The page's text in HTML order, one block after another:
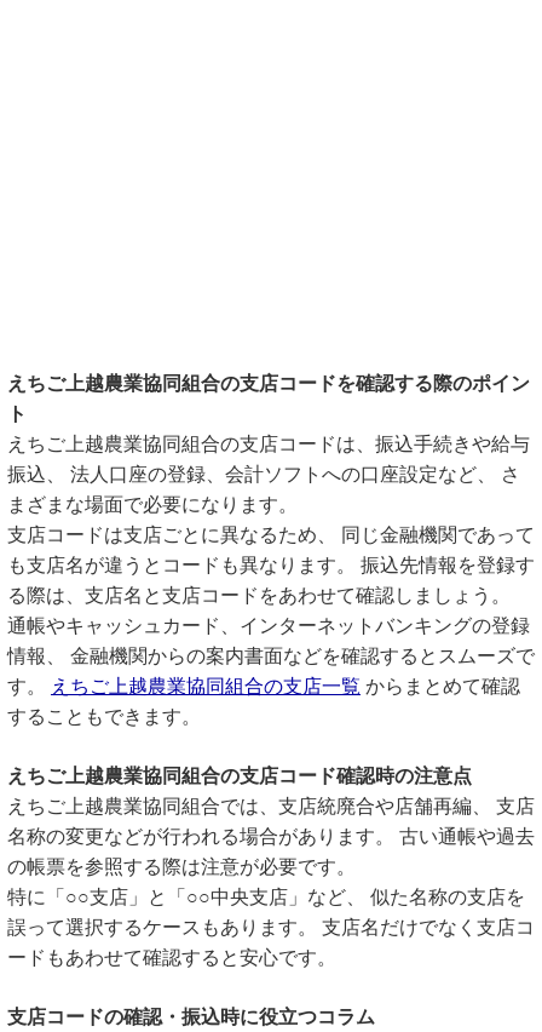
えちご上越農業協同組合の支店コードを確認する際のポイン
ト
えちご上越農業協同組合の支店コードは、振込手続きや給与
振込、 法人口座の登録、会計ソフトへの口座設定など、 さ
まざまな場面で必要になります。
支店コードは支店ごとに異なるため、 同じ金融機関であって
も支店名が違うとコードも異なります。 振込先情報を登録す
る際は、支店名と支店コードをあわせて確認しましょう。
通帳やキャッシュカード、インターネットバンキングの登録
情報、 金融機関からの案内書面などを確認するとスムーズで
す。
えちご上越農業協同組合の支店一覧 からまとめて確認
することもできます。
えちご上越農業協同組合の支店コード確認時の注意点
えちご上越農業協同組合では、支店統廃合や店舗再編、 支店
名称の変更などが行われる場合があります。 古い通帳や過去
の帳票を参照する際は注意が必要です。
特に「○○支店」と「○○中央支店」など、 似た名称の支店を
誤って選択するケースもあります。 支店名だけでなく支店コ
ードもあわせて確認すると安心です。
支店コードの確認・振込時に役立つコラム